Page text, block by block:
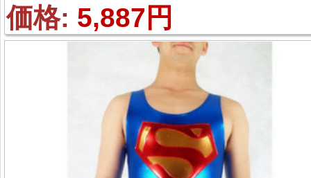
タリック 戦闘員 全身タ
ツ
価格: 5,887円